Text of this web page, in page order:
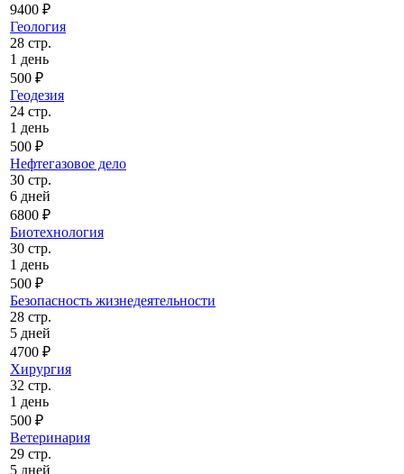
9400 ₽
Геология
28 стр.
1 день
500 ₽
Геодезия
24 стр.
1 день
500 ₽
Нефтегазовое дело
30 стр.
6 дней
6800 ₽
Биотехнология
30 стр.
1 день
500 ₽
Безопасность жизнедеятельности
28 стр.
5 дней
4700 ₽
Хирургия
32 стр.
1 день
500 ₽
Ветеринария
29 стр.
5 дней